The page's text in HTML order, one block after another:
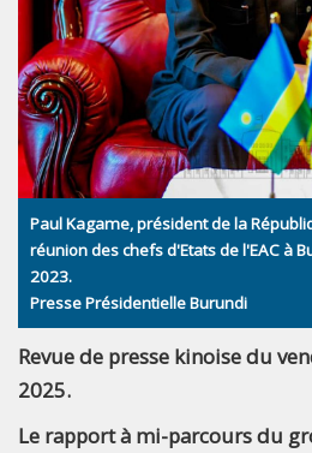
Paul Kagame, président de la
réunion des chefs d'Etats de l'EAC à
2023.
Presse Présidentielle Burundi
Revue de presse kinoise du
2025.
Le rapport à mi-parcours du